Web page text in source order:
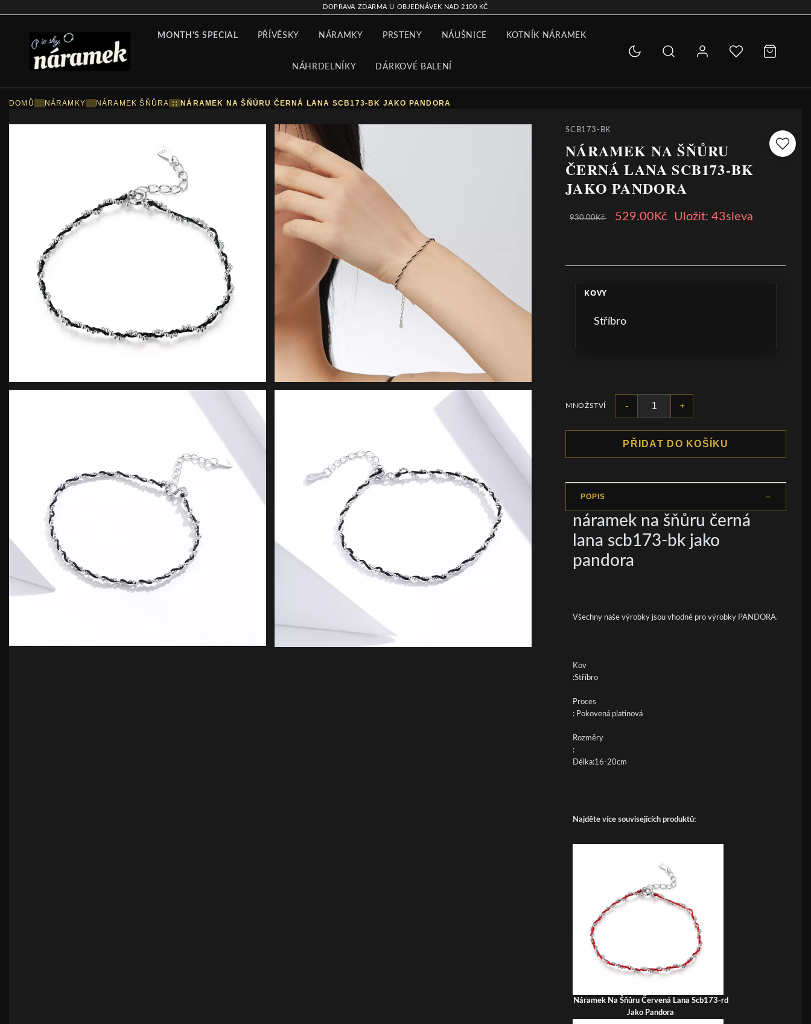
DOPRAVA ZDARMA U OBJEDNÁVEK NAD 2100 KČ
MONTH'S SPECIAL PŘÍVĚSKY NÁRAMKY PRSTENY NÁUŠNICE KOTNÍK NÁRAMEK
NÁHRDELNÍKY DÁRKOVÉ BALENÍ
DOMŮ :: NÁRAMKY :: NÁRAMEK ŠŇŮRA :: NÁRAMEK NA ŠŇŮRU ČERNÁ LANA SCB173-BK JAKO PANDORA
SCB173-BK
NÁRAMEK NA ŠŇŮRU
ČERNÁ LANA SCB173-BK
JAKO PANDORA
930.00Kč 529.00Kč Uložit: 43sleva
KOVY
Stříbro
MNOŽSTVÍ - +
PŘIDAT DO KOŠÍKU
POPIS
náramek na šňůru černá
lana scb173-bk jako
pandora
Všechny naše výrobky jsou vhodné pro výrobky PANDORA.
Kov
:Stříbro
Proces
: Pokovená platinová
Rozměry
:
Délka:16-20cm
Najděte více souvisejících produktů:
Náramek Na Šňůru Červená Lana Scb173-rd
Jako Pandora